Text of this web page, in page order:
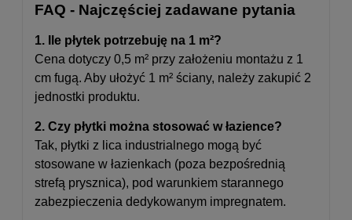
FAQ - Najczęściej zadawane pytania
1. Ile płytek potrzebuję na 1 m²?
Cena dotyczy 0,5 m² przy założeniu montażu z 1
cm fugą. Aby ułożyć 1 m² ściany, należy zakupić 2
jednostki produktu.
2. Czy płytki można stosować w łazience?
Tak, płytki z lica industrialnego mogą być
stosowane w łazienkach (poza bezpośrednią
strefą prysznica), pod warunkiem starannego
zabezpieczenia dedykowanym impregnatem.